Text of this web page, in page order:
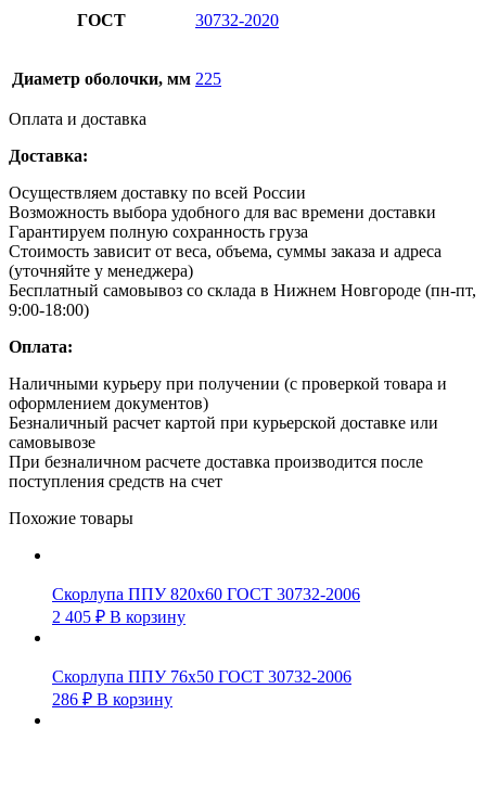
ГОСТ 30732-2020
Диаметр оболочки, мм 225
Оплата и доставка
Доставка:
Осуществляем доставку по всей России
Возможность выбора удобного для вас времени доставки
Гарантируем полную сохранность груза
Стоимость зависит от веса, объема, суммы заказа и адреса
(уточняйте у менеджера)
Бесплатный самовывоз со склада в Нижнем Новгороде (пн-пт,
9:00-18:00)
Оплата:
Наличными курьеру при получении (с проверкой товара и
оформлением документов)
Безналичный расчет картой при курьерской доставке или
самовывозе
При безналичном расчете доставка производится после
поступления средств на счет
Похожие товары
Скорлупа ППУ 820х60 ГОСТ 30732-2006
2 405 ₽ В корзину
Скорлупа ППУ 76х50 ГОСТ 30732-2006
286 ₽ В корзину